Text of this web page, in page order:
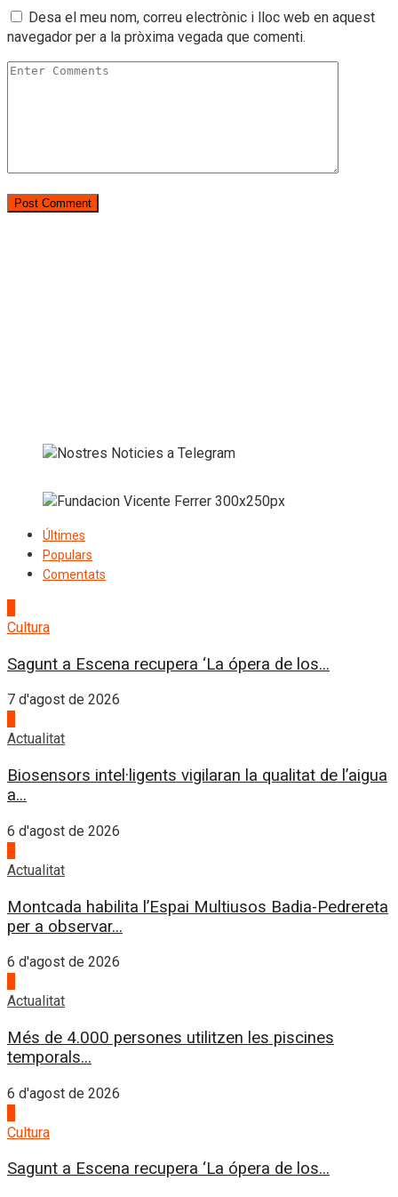
Desa el meu nom, correu electrònic i lloc web en aquest
navegador per a la pròxima vegada que comenti.
Últimes
Populars
Comentats
Cultura
Sagunt a Escena recupera ‘La ópera de los...
7 d'agost de 2026
Actualitat
Biosensors intel·ligents vigilaran la qualitat de l’aigua
a...
6 d'agost de 2026
Actualitat
Montcada habilita l’Espai Multiusos Badia-Pedrereta
per a observar...
6 d'agost de 2026
Actualitat
Més de 4.000 persones utilitzen les piscines
temporals...
6 d'agost de 2026
Cultura
Sagunt a Escena recupera ‘La ópera de los...